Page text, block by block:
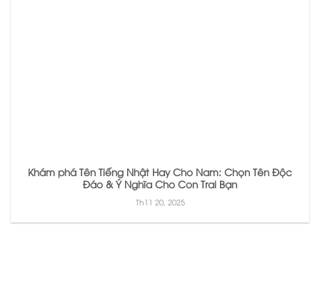
Khám phá Tên Tiếng Nhật Hay Cho Nam: Chọn Tên Độc
Đáo & Ý Nghĩa Cho Con Trai Bạn
Th11 20, 2025